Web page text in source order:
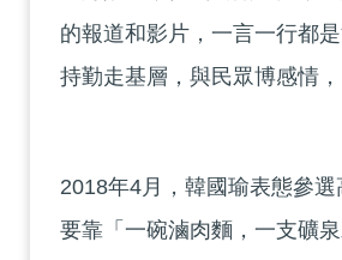
的報道和影片，一言一行都
持勤走基層，與民眾博感情，
2018年4月，韓國瑜表態參
要靠「一碗滷肉麵，一支礦